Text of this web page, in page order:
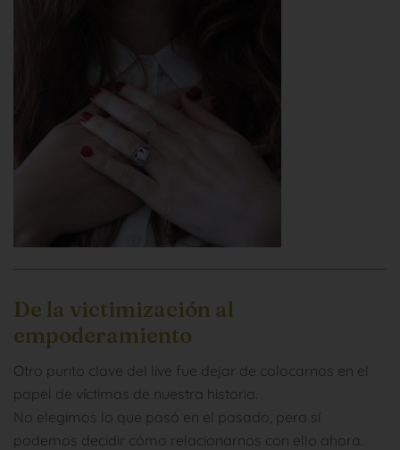
De la victimización al
empoderamiento
Otro punto clave del live fue dejar de colocarnos en el
papel de víctimas de nuestra historia.
No elegimos lo que pasó en el pasado, pero sí
podemos decidir cómo relacionarnos con ello ahora.